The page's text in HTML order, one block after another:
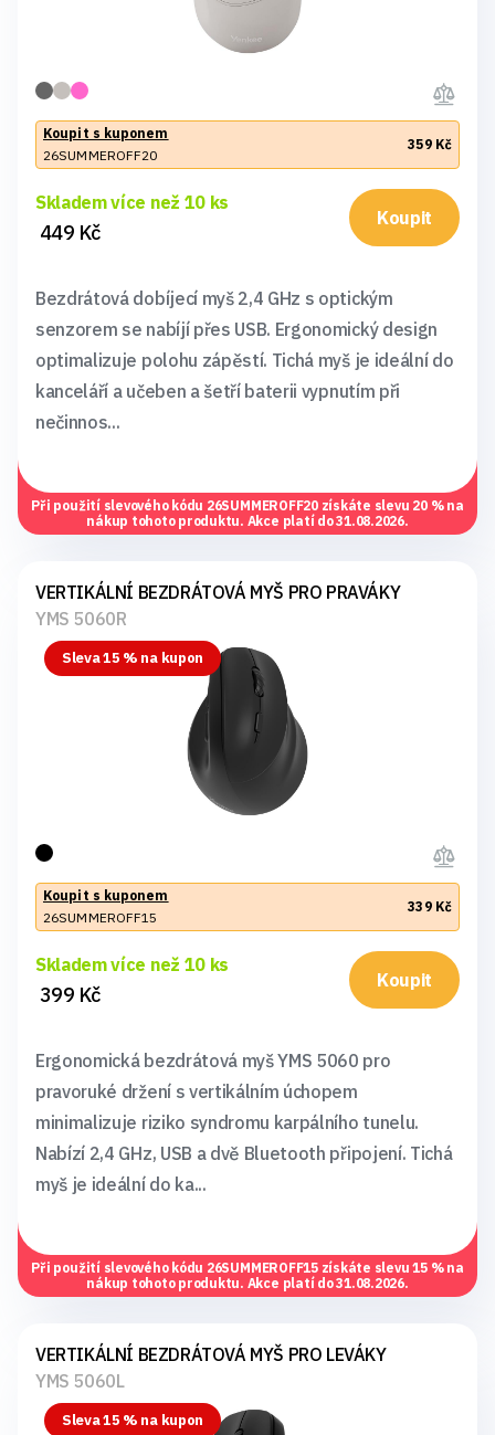
Koupit s kuponem
26SUMMEROFF20
359 Kč
Skladem více než 10 ks
449 Kč
Koupit
Bezdrátová dobíjecí myš 2,4 GHz s optickým
senzorem se nabíjí přes USB. Ergonomický design
optimalizuje polohu zápěstí. Tichá myš je ideální do
kanceláří a učeben a šetří baterii vypnutím při
nečinnos...
Při použití slevového kódu 26SUMMEROFF20 získáte slevu 20 % na
nákup tohoto produktu. Akce platí do 31.08.2026.
VERTIKÁLNÍ BEZDRÁTOVÁ MYŠ PRO PRAVÁKY
YMS 5060R
Sleva 15 % na kupon
Koupit s kuponem
26SUMMEROFF15
339 Kč
Skladem více než 10 ks
399 Kč
Koupit
Ergonomická bezdrátová myš YMS 5060 pro
pravoruké držení s vertikálním úchopem
minimalizuje riziko syndromu karpálního tunelu.
Nabízí 2,4 GHz, USB a dvě Bluetooth připojení. Tichá
myš je ideální do ka...
Při použití slevového kódu 26SUMMEROFF15 získáte slevu 15 % na
nákup tohoto produktu. Akce platí do 31.08.2026.
VERTIKÁLNÍ BEZDRÁTOVÁ MYŠ PRO LEVÁKY
YMS 5060L
Sleva 15 % na kupon